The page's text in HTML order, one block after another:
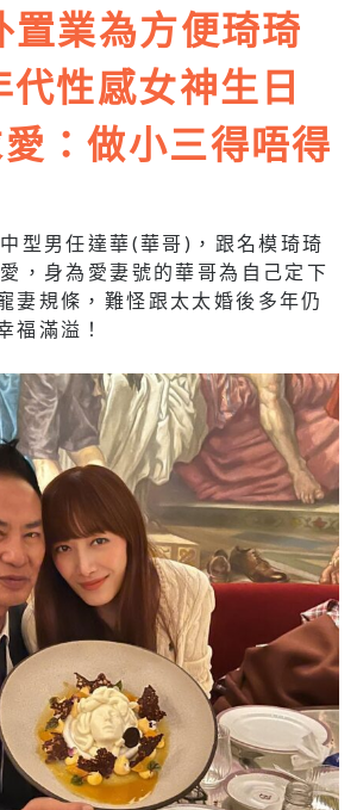
置業為方便琦琦
性感女神生日
：做小三得唔得
型男任達華(華哥)，跟名模琦琦
，身為愛妻號的華哥為自己定下
妻規條，難怪跟太太婚後多年仍
福滿溢！